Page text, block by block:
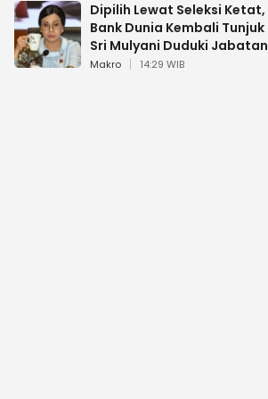
Dipilih Lewat Seleksi Ketat,
Bank Dunia Kembali Tunjuk
Sri Mulyani Duduki Jabatan
Strategis
Makro 14:29 WIB